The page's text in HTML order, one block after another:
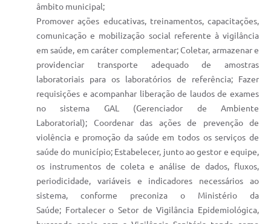
âmbito municipal;
Promover ações educativas, treinamentos, capacitações,
comunicação e mobilização social referente à vigilância
em saúde, em caráter complementar; Coletar, armazenar e
providenciar transporte adequado de amostras
laboratoriais para os laboratórios de referência; Fazer
requisições e acompanhar liberação de laudos de exames
no sistema GAL (Gerenciador de Ambiente
Laboratorial); Coordenar das ações de prevenção de
violência e promoção da saúde em todos os serviços de
saúde do município; Estabelecer, junto ao gestor e equipe,
os instrumentos de coleta e análise de dados, fluxos,
periodicidade, variáveis e indicadores necessários ao
sistema, conforme preconiza o Ministério da
Saúde; Fortalecer o Setor de Vigilância Epidemiológica,